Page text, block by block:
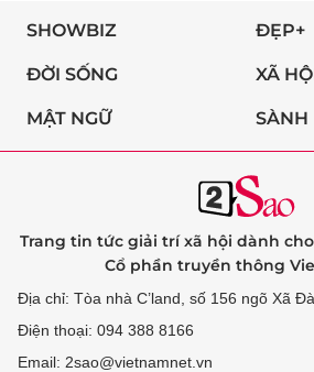
SHOWBIZ ĐẸP+
ĐỜI SỐNG XÃ
MẬT NGỮ SÀNH
Trang tin tức giải trí xã hội dành
Cổ phần truyền thông
Địa chỉ: Tòa nhà C’land, số 156 ngõ Xã
Điện thoại: 094 388 8166
Email: 2sao@vietnamnet.vn